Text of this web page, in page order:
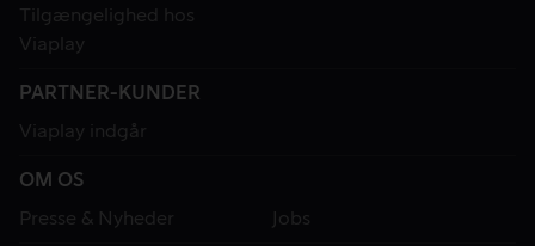
Tilgængelighed hos
Viaplay
PARTNER-KUNDER
Viaplay indgår
OM OS
Presse & Nyheder
Jobs